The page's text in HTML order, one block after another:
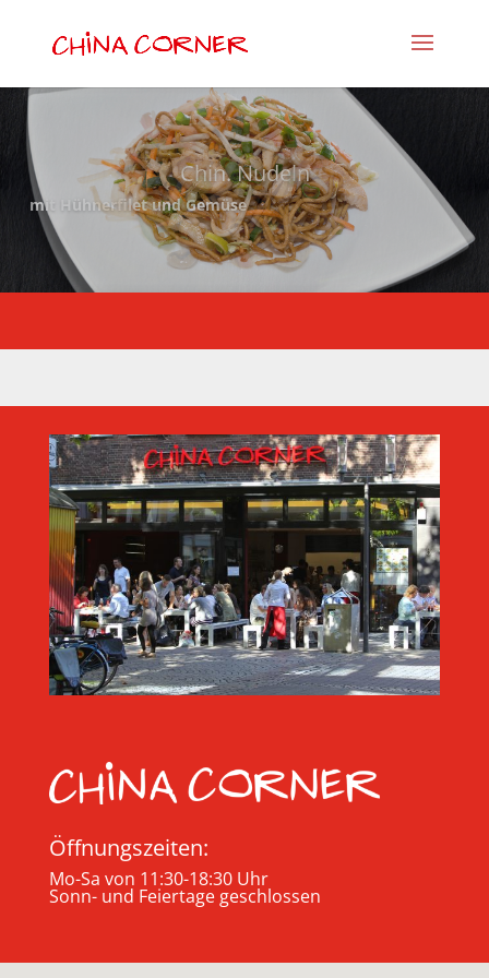
Chin. Nudeln
mit Hühnerfilet und Gemüse
Öffnungszeiten:
Mo-Sa von 11:30-18:30 Uhr
Sonn- und Feiertage geschlossen